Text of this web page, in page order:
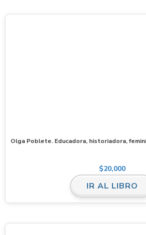
Olga Poblete. Educadora, historiadora,
$20,000
IR AL LIBRO